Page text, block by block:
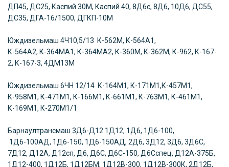
ДП45, ДС25, Каспий 30М, Каспий 40, 8Д6с, 8Д6, 10Д6, ДС55,
ДС35, ДГА-16/1500, ДГКП-10М
Юждизельмаш 4Ч10,5/13 К-562М, К-564А1,
К-564А2, К-364МА1, К-364МА2, К-360М, К-362М, К-962, К-167-
2, К-167-3, 4ДМ13М
Юждизельмаш 6ЧН 12/14 К-164М1, К-171М1,К-457М1,
К-958М1, К-471М1, К-166М1, К-661М1, К-763М1, К-461М1,
К-169М1, К-270М1/1
Барнаултрансмаш 3Д6-Д12 1Д12, 1Д6, 1Д6-100,
1Д6-100АД, 1Д6-150, 1Д6-150АД, 2Д6, 3Д12, 3Д6, 3Д6С,
7Д12, Д12А, Д12сп, Д6, Д6С, Д6С-150, Д6Сспец, Д12А-375Б,
1Д12-400, 1Д12Б, 1Д12БМ, 1Д12В-300, 1Д12В-300К, 2Д12Б,